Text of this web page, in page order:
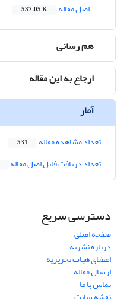
اصل مقاله
537.05 K
هم رسانی
ارجاع به این مقاله
آمار
تعداد مشاهده مقاله 531
تعداد دریافت فایل اصل مقاله
دسترسی سریع
صفحه اصلی
درباره نشریه
اعضای هیات تحریریه
ارسال مقاله
تماس با ما
نقشه سایت